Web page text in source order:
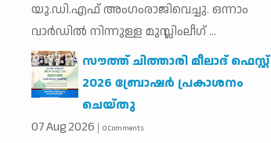
യു.ഡി.എഫ് അംഗംരാജിവെച്ചു. ഒന്നാം
വാര്‍ഡില്‍ നിന്നുള്ള മുസ്ലിംലീഗ് ...
സൗത്ത് ചിത്താരി മീലാദ് ഫെസ്റ്റ്
2026 ബ്രോഷർ പ്രകാശനം
ചെയ്തു
07Aug2026 0 Comments